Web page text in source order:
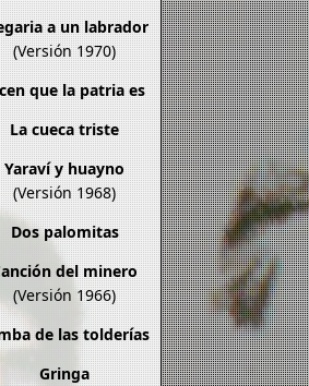
a un labrador
(Versión 1970)
que la patria es
La cueca triste
Yaraví y huayno
(Versión 1968)
Dos palomitas
del minero
(Versión 1966)
de las tolderías
Gringa